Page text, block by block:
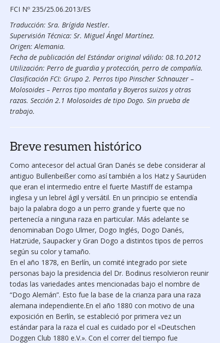
FCI Nº 235/25.06.2013/ES
Traducción: Sra. Brígida Nestler.
Supervisión Técnica: Sr. Miguel Ángel Martínez.
Origen: Alemania.
Fecha de publicación del Estándar original válido: 08.10.2012
Utilización: Perro de guardia y protección, perro de compañía.
Clasificación FCI: Grupo 2. Perros tipo Pinscher Schnauzer –
Molosoides – Perros tipo montaña y Boyeros suizos y otras
razas. Sección 2.1 Molosoides de tipo Dogo. Sin prueba de
trabajo.
Breve resumen histórico
Como antecesor del actual Gran Danés se debe considerar al
antiguo Bullenbeißer como así también a los Hatz y Saurüden
que eran el intermedio entre el fuerte Mastiff de estampa
inglesa y un lebrel ágil y versátil. En un principio se entendía
bajo la palabra dogo a un perro grande y fuerte que no
pertenecía a ninguna raza en particular. Más adelante se
denominaban Dogo Ulmer, Dogo Inglés, Dogo Danés,
Hatzrüde, Saupacker y Gran Dogo a distintos tipos de perros
según su color y tamaño.
En el año 1878, en Berlín, un comité integrado por siete
personas bajo la presidencia del Dr. Bodinus resolvieron reunir
todas las variedades antes mencionadas bajo el nombre de
“Dogo Alemán”. Esto fue la base de la crianza para una raza
alemana independiente.En el año 1880 con motivo de una
exposición en Berlín, se estableció por primera vez un
estándar para la raza el cual es cuidado por el «Deutschen
Doggen Club 1880 e.V.». Con el correr del tiempo fue